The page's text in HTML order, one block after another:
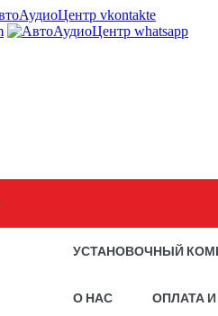
УСТАНОВОЧНЫЙ
О НАС ОПЛАТА